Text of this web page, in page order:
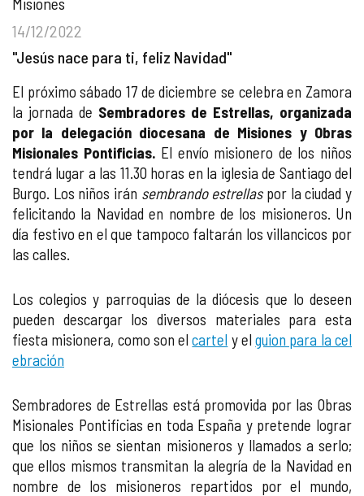
14/12/2022
"Jesús nace para ti, feliz Navidad"
El próximo sábado 17 de diciembre se celebra en Zamora
la jornada de Sembradores de Estrellas, organizada
por la delegación diocesana de Misiones y Obras
Misionales Pontificias. El envío misionero de los niños
tendrá lugar a las 11.30 horas en la iglesia de Santiago del
Burgo. Los niños irán sembrando estrellaspor la ciudad y
felicitando la Navidad en nombre de los misioneros. Un
día festivo en el que tampoco faltarán los villancicos por
las calles.
Los colegios y parroquias de la diócesis que lo deseen
pueden descargar los diversos materiales para esta
fiesta misionera, como son elcartel y elguion para la cel
ebración
Sembradores de Estrellas está promovida por las Obras
Misionales Pontificias en toda España y pretende lograr
que los niños se sientan misioneros y llamados a serlo;
que ellos mismos transmitan la alegría de la Navidad en
nombre de los misioneros repartidos por el mundo,